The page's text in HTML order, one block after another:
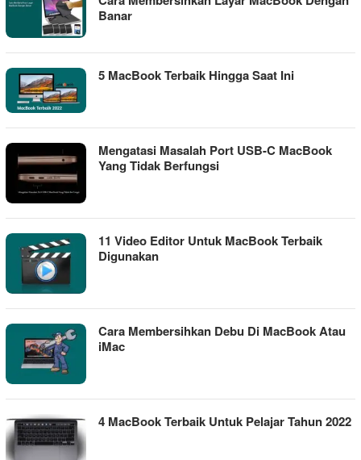
Banar
5 MacBook Terbaik Hingga Saat Ini
Mengatasi Masalah Port USB-C MacBook
Yang Tidak Berfungsi
11 Video Editor Untuk MacBook Terbaik
Digunakan
Cara Membersihkan Debu Di MacBook Atau
iMac
4 MacBook Terbaik Untuk Pelajar Tahun 2022